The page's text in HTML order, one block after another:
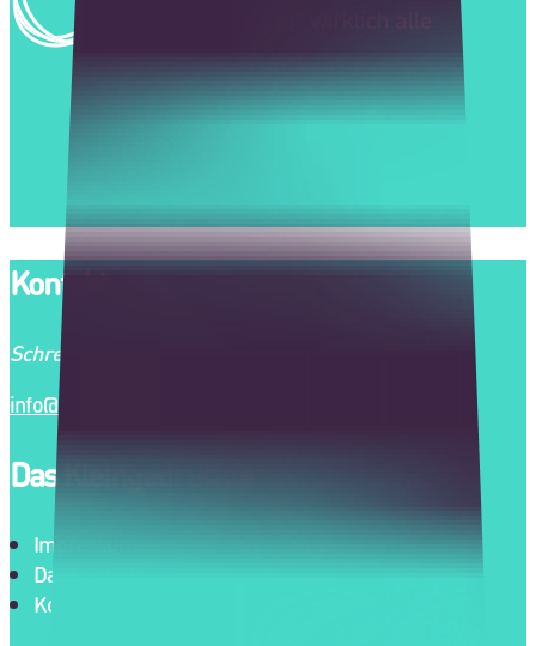
Kontakt
Schreibt uns immer gerne!
info@moderne-familie.de
Das Kleingedruckte
Impressum
Datenschutz
Kontakt